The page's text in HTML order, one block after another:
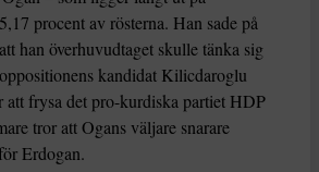
procent av rösterna. Han sade på
han överhuvudtaget skulle tänka sig
kandidat Kilicdaroglu
att frysa det pro-kurdiska partiet HDP
tror att Ogans väljare snarare
Erdogan.